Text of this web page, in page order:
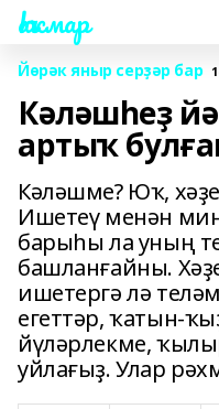
Һаҡмар
Йөрәк яныр серҙәр бар
Кәләшһеҙ
артыҡ
Кәләшме? Юҡ,
Ишетеү менән
барыһы ла уның
башланғайны.
ишетергә лә
егеттәр, ҡатын-
йүләрлекме,
уйлағыҙ. Улар